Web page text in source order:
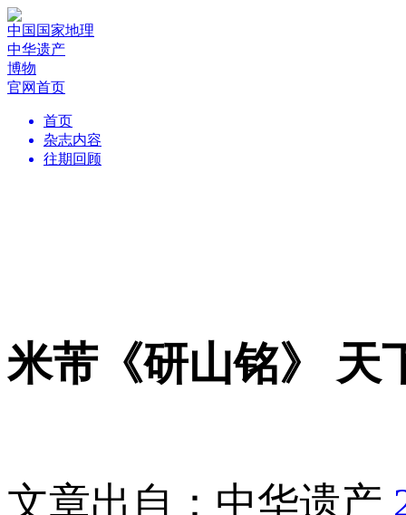
中国国家地理
中华遗产
博物
官网首页
首页
杂志内容
往期回顾
米芾《研山铭》 天
文章出自：中华遗产